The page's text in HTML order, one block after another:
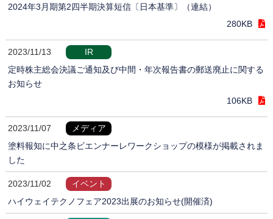
2024年3月期第2四半期決算短信〔日本基準〕（連結）
280KB
2023/11/13
IR
定時株主総会決議ご通知及び中間・年次報告書の郵送廃止に関する
お知らせ
106KB
2023/11/07
メディア
塗料報知に中之条ビエンナーレワークショップの模様が掲載されま
した
2023/11/02
イベント
ハイウェイテクノフェア2023出展のお知らせ(開催済)